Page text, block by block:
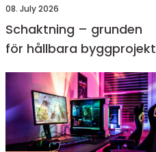
08. July 2026
Schaktning – grunden
för hållbara byggprojekt